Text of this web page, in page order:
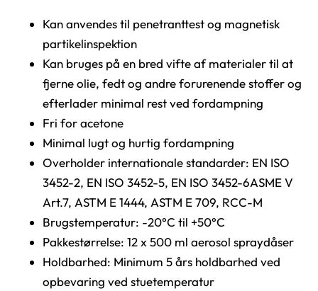
Kan anvendes til penetranttest og magnetisk
partikelinspektion
Kan bruges på en bred vifte af materialer til at
fjerne olie, fedt og andre forurenende stoffer og
efterlader minimal rest ved fordampning
Fri for acetone
Minimal lugt og hurtig fordampning
Overholder internationale standarder: EN ISO
3452-2, EN ISO 3452-5, EN ISO 3452-6ASME V
Art.7, ASTM E 1444, ASTM E 709, RCC-M
Brugstemperatur: -20°C til +50°C
Pakkestørrelse: 12 x 500 ml aerosol spraydåser
Holdbarhed: Minimum 5 års holdbarhed ved
opbevaring ved stuetemperatur